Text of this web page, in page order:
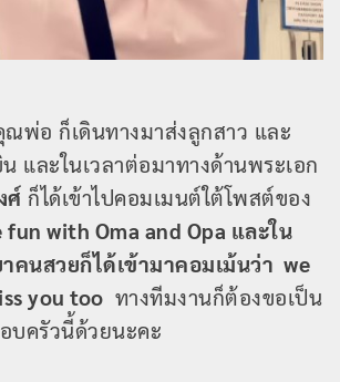
พ่อ ก็เดินทางมาส่งลูกสาว และ
และในเวลาต่อมาทางด้านพระเอก
ศ์ ก็ได้เข้าไปคอมเมนต์ใต้โพสต์ของ
fun with Oma and Opa และใน
คนสวยก็ได้เข้ามาคอมเม้นว่า we
you too ทางทีมงานก็ต้องขอเป็น
บครัวนี้ด้วยนะคะ